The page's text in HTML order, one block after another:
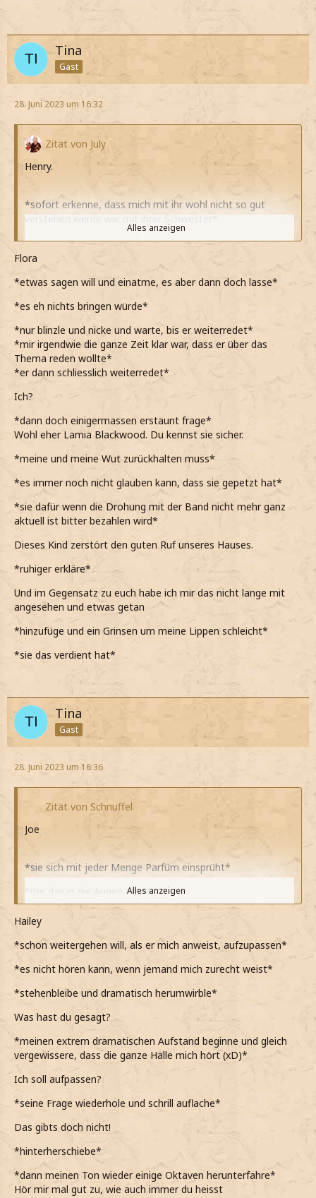
Tina
Gast
28. Juni 2023 um 16:32
Zitat von July
Henry.
*sofort erkenne, dass mich mit ihr wohl nicht so gut
verstehen werde wie mit ihrer Schwester*
*das tendenziell für mich überhaupt kein Problem
darstellt*
*die Familie Carrow jedoch eigentlich zu schätzen weiß*
*deshalb nicke als sie meint, sie würde zu ihrer Wohnung
*allerdings auch nicht vor habe, lange um den heißen Brei
zu reden*
*deshalb meine Hände in die Hosentaschen schiebe und
mich vor ihr aufrichte*
Wie du womöglich weißt, bin ich der Vertrauensschüler
von Slytherin. Unser Haus lag im Hauspokal vorne, doch
Punktekonto drastisch abgenommen.
*den Grund meines Gesprächs mitteile*
*mir relativ sicher bin, dass sie daraufhin auch sofort
erkennt, wohin dieses Gespräch gehen soll*
*als Vertrauensschüler von Slytherin aber einfach nicht
akzeptieren kann, wenn jemand dem Haus schadet*
Mir kam bei einem Gespräch mit Professor Slughorn zu
Ohren, dass du einer der Gründe bist, aus denen Slytherin
so viele Punkte abgezogen worden sind.
*sie abwartend betrachte und nun sehr gespannt auf ihre
Erklärung bin*
Alles anzeigen
Flora
*etwas sagen will und einatme, es aber dann doch lasse*
*es eh nichts bringen würde*
*nur blinzle und nicke und warte, bis er weiterredet*
*mir irgendwie die ganze Zeit klar war, dass er über das
Thema reden wollte*
*er dann schliesslich weiterredet*
Ich?
*dann doch einigermassen erstaunt frage*
Wohl eher Lamia Blackwood. Du kennst sie sicher.
*meine und meine Wut zurückhalten muss*
*es immer noch nicht glauben kann, dass sie gepetzt hat*
*sie dafür wenn die Drohung mit der Band nicht mehr ganz
aktuell ist bitter bezahlen wird*
Dieses Kind zerstört den guten Ruf unseres Hauses.
*ruhiger erkläre*
Und im Gegensatz zu euch habe ich mir das nicht lange mit
angesehen und etwas getan
*hinzufüge und ein Grinsen um meine Lippen schleicht*
*sie das verdient hat*
Tina
Gast
28. Juni 2023 um 16:36
Zitat von Schnuffel
Joe
*sie sich mit jeder Menge Parfüm einsprüht*
*mir das in die Augen geht*
*sie mich dumm angrinst*
*innerlich mit mir kämpfe*
*dann aber nichts sage*
*ich noch im SS was holen will*
*aufstehe*
*sie mich anrempelt*
Pass du doch auf!
*nur zurück gebe*
*sie mir langsam echt auf die Nerven geht*
Alles anzeigen
Hailey
*schon weitergehen will, als er mich anweist, aufzupassen*
*es nicht hören kann, wenn jemand mich zurecht weist*
*stehenbleibe und dramatisch herumwirble*
Was hast du gesagt?
*meinen extrem dramatischen Aufstand beginne und gleich
vergewissere, dass die ganze Halle mich hört (xD)*
Ich soll aufpassen?
*seine Frage wiederhole und schrill auflache*
Das gibts doch nicht!
*hinterherschiebe*
*dann meinen Ton wieder einige Oktaven herunterfahre*
Hör mir mal gut zu, wie auch immer du heisst